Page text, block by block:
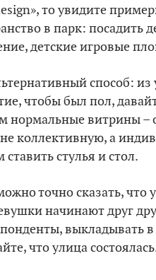
то увидите
в парк: посадить
детские игровые
способ:
чтобы был пол,
нормальные витрины –
коллективную, а
ставить стулья и стол.
точно сказать, что
начинают друг
выкладывать
что улица